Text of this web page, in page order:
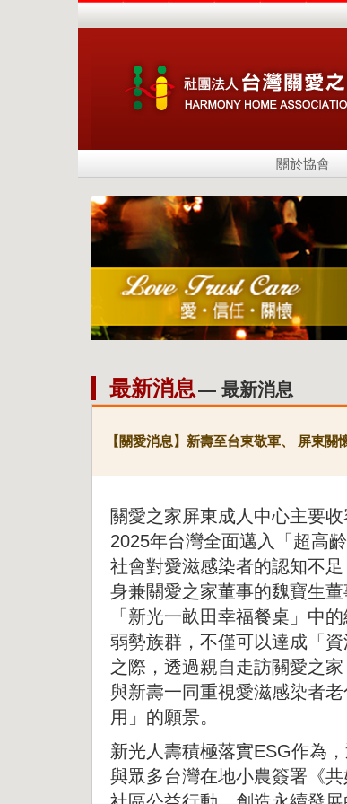
關於協會
最新消息— 最新消息
【關愛消息】新壽至台東敬軍、 屏東關
關愛之家屏東成人中心主要
2025年台灣全面邁入「超高
社會對愛滋感染者的認知不
身兼關愛之家董事的魏寶生
「新光一畝田幸福餐桌」中
弱勢族群，不僅可以達成「
之際，透過親自走訪關愛之
與新壽一同重視愛滋感染者
用」的願景。
新光人壽積極落實ESG作為
與眾多台灣在地小農簽署《